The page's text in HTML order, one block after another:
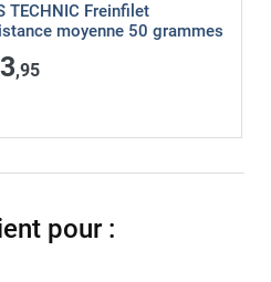
TECHNIC Freinfilet
moyenne 50 grammes
,95
pour :